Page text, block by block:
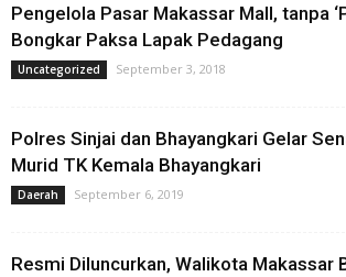
Pengelola Pasar Makassar Mall, tanpa
Bongkar Paksa Lapak Pedagang
Uncategorized September 3, 2018
Polres Sinjai dan Bhayangkari Gelar
Murid TK Kemala Bhayangkari
Daerah September 6, 2019
Resmi Diluncurkan, Walikota Makassar